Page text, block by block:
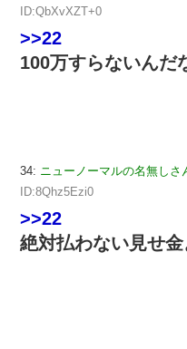
ID:QbXvXZT+0
>>22
100万すらないんだ
34: ニューノーマルの名無しさ
ID:8Qhz5Ezi0
>>22
絶対払わない見せ